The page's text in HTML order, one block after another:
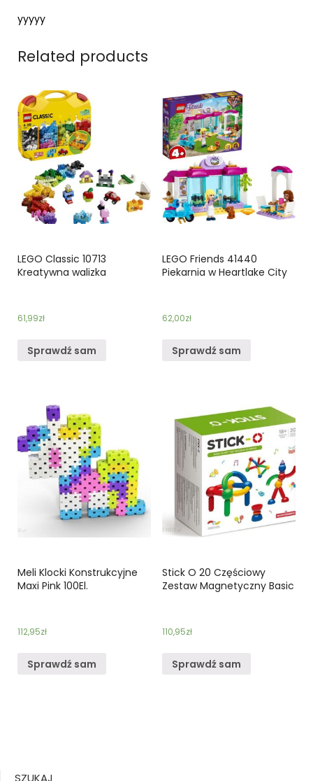
yyyyy
Related products
LEGO Classic 10713
Kreatywna walizka
61,99zł
Sprawdź sam
LEGO Friends 41440
Piekarnia w Heartlake City
62,00zł
Sprawdź sam
Meli Klocki Konstrukcyjne
Maxi Pink 100El.
112,95zł
Sprawdź sam
Stick O 20 Częściowy
Zestaw Magnetyczny Basic
110,95zł
Sprawdź sam
SZUKAJ